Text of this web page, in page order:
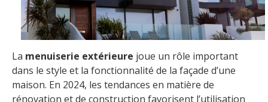
La menuiserie extérieure joue un rôle important
dans le style et la fonctionnalité de la façade d’une
maison. En 2024, les tendances en matière de
rénovation et de construction favorisent l’utilisation